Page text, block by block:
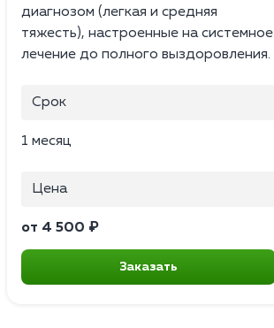
диагнозом (легкая и средняя
тяжесть), настроенные на системное
лечение до полного выздоровления.
Срок
1 месяц
Цена
от 4 500 ₽
Заказать